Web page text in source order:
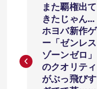
ビ
また覇権出て
きたじゃん…
ホヨバ新作ゲ
ー「ゼンレス
ゾーンゼロ」
のクオリティ
がぶっ飛びす